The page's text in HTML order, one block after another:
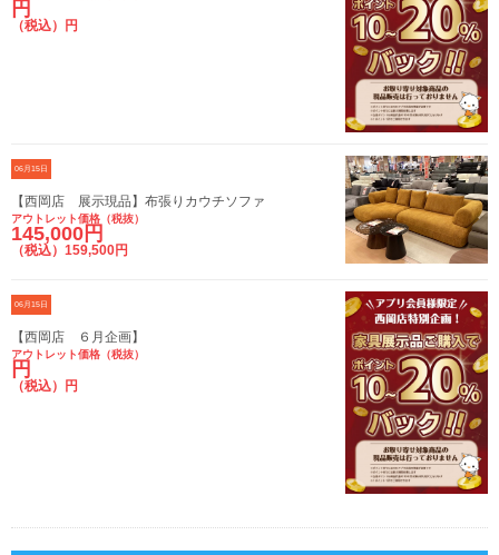
円
（税込）円
06月15日
【西岡店 展示現品】布張りカウチソファ
アウトレット価格（税抜）
145,000円
（税込）159,500円
06月15日
【西岡店 ６月企画】
アウトレット価格（税抜）
円
（税込）円